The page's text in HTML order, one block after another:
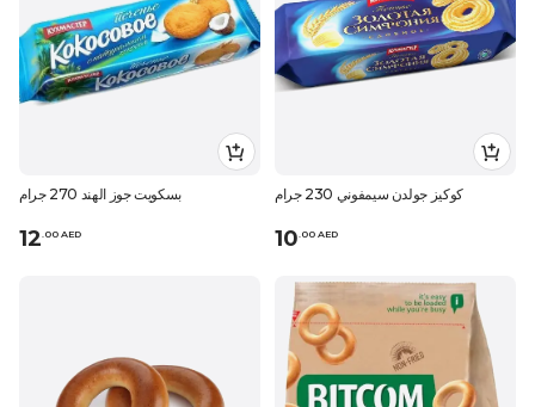
بسكويت جوز الهند 270 جرام
12.00 AED
كوكيز جولدن سيمفوني 230 جرام
10.00 AED